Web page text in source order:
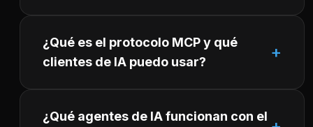
¿Qué es el protocolo MCP y qué
clientes de IA puedo usar?
¿Qué agentes de IA funcionan con el